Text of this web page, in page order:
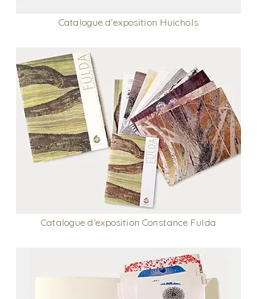
Catalogue d'exposition Huichols
Catalogue d'exposition Constance Fulda